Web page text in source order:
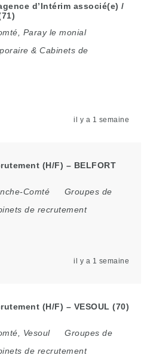
d’Intérim associé(e) /
Paray le monial
& Cabinets de
il y a 1 semaine
(H/F) – BELFORT
Comté
Groupes de
de recrutement
il y a 1 semaine
(H/F) – VESOUL (70)
Vesoul
Groupes de
de recrutement